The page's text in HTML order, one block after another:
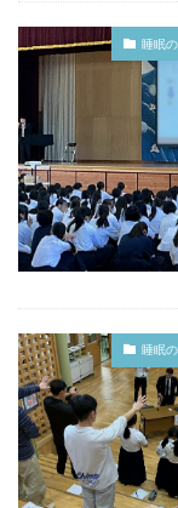
睡眠
睡眠
徳島県
香